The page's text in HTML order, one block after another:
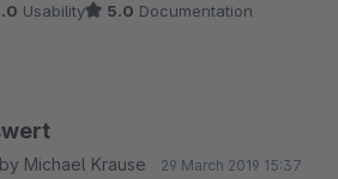
Usability 5.0 Documentation
by Michael Krause 29 March 2019 15:37